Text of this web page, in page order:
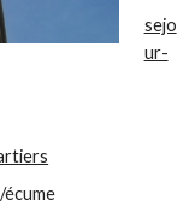
sejo
ur-